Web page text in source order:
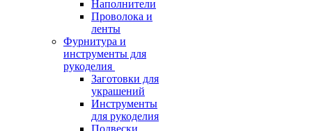
Наполнители
Проволока и
ленты
Фурнитура и
инструменты для
рукоделия
Заготовки для
украшений
Инструменты
для рукоделия
Подвески